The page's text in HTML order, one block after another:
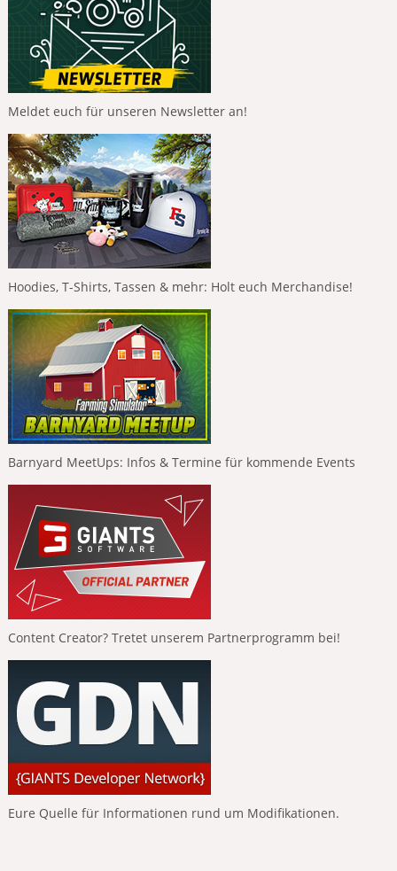
Meldet euch für unseren Newsletter an!
Hoodies, T-Shirts, Tassen & mehr: Holt euch Merchandise!
Barnyard MeetUps: Infos & Termine für kommende Events
Content Creator? Tretet unserem Partnerprogramm bei!
Eure Quelle für Informationen rund um Modifikationen.